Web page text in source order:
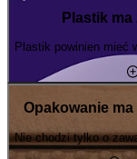
Plastik
Plastik powinien mieć
Opakowanie
Nie chodzi tylko o